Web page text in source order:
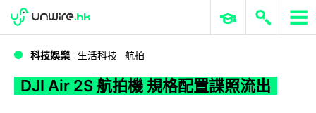
DJI Air 2S 航拍機 規格配置諜照流出
WWDC 2026 ERP 與商業 AI
科技娛樂 生活科技 航拍
DJI Air 2S 航拍機 規格配置諜照流出